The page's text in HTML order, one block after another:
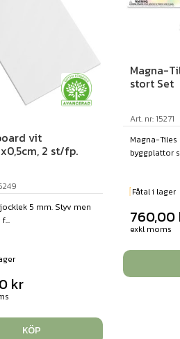
vit
2 st/fp.
5 mm. Styv men
kr
KÖP
Magna-
stort Set
Art. nr: 15271
Magna-
byggplattor
Fåtal i lager
760,00
exkl moms